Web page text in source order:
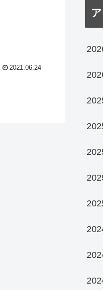
2021.06.24